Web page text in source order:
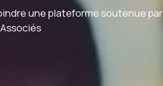
une plateforme soutenue par